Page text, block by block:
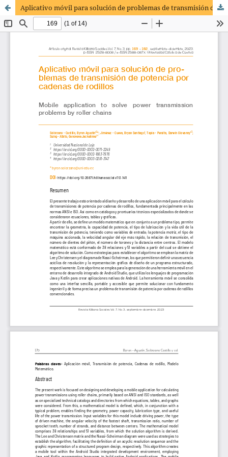
Aplicativo móvil para solución de problemas de transmisión de potencia por cadenas de rodillos